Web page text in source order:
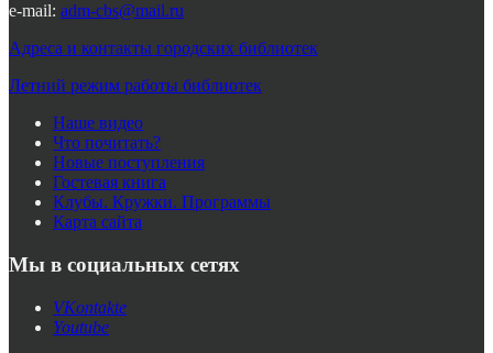
e-mail: adm-cbs@mail.ru
Адреса и контакты городских библиотек
Летний режим работы библиотек
Наше видео
Что почитать?
Новые поступления
Гостевая книга
Клубы. Кружки. Программы
Карта сайта
Мы в социальных сетях
VKontakte
Youtube